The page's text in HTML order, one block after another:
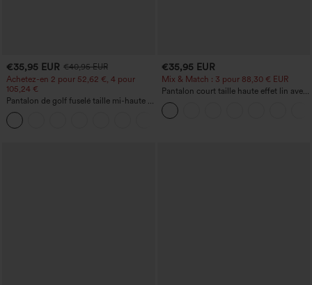
€35,95 EUR €40,95 EUR
Achetez-en 2 pour 52,62 €, 4 pour
105,24 €
Pantalon de golf fuselé taille mi-haute à
cordon, ourlet incurvé, séchage rapide,
avec poches — UPF40+
€35,95 EUR
Mix & Match : 3 pour 88,30 € EUR
Pantalon court taille haute effet lin avec
poche zippée